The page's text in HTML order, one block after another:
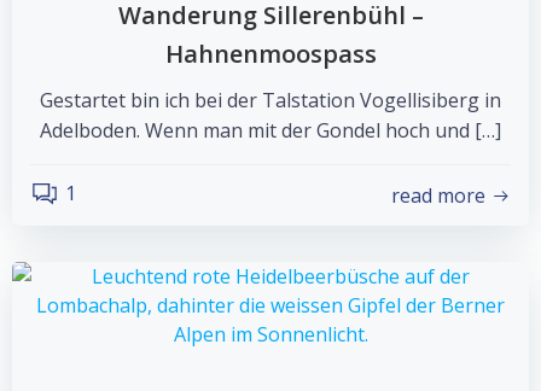
Wanderung Sillerenbühl –
Hahnenmoospass
Gestartet bin ich bei der Talstation Vogellisiberg in
Adelboden. Wenn man mit der Gondel hoch und […]
1 read more